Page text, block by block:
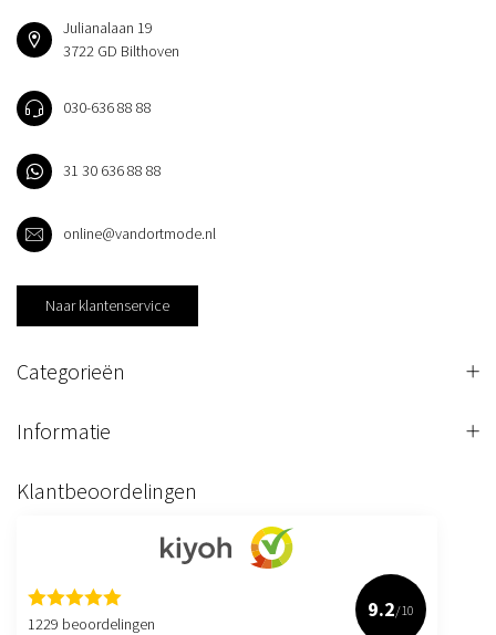
Julianalaan 19
3722 GD Bilthoven
030-636 88 88
31 30 636 88 88
online@vandortmode.nl
Naar klantenservice
Categorieën
Informatie
Klantbeoordelingen
1229 beoordelingen
9.2/10